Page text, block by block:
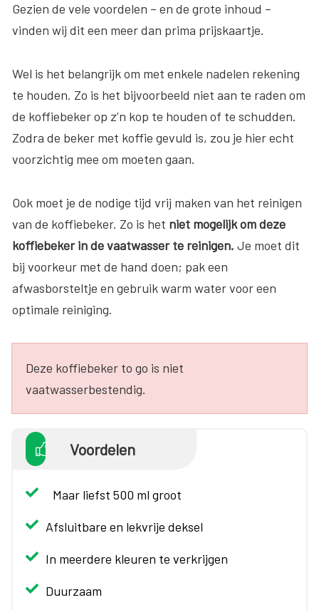
Gezien de vele voordelen – en de grote inhoud –
vinden wij dit een meer dan prima prijskaartje.
Wel is het belangrijk om met enkele nadelen rekening
te houden. Zo is het bijvoorbeeld niet aan te raden om
de koffiebeker op z’n kop te houden of te schudden.
Zodra de beker met koffie gevuld is, zou je hier echt
voorzichtig mee om moeten gaan.
Ook moet je de nodige tijd vrij maken van het reinigen
van de koffiebeker. Zo is het niet mogelijk om deze
koffiebeker in de vaatwasser te reinigen. Je moet dit
bij voorkeur met de hand doen; pak een
afwasborsteltje en gebruik warm water voor een
optimale reiniging.
Deze koffiebeker to go is niet
vaatwasserbestendig.
Voordelen
Maar liefst 500 ml groot
Afsluitbare en lekvrije deksel
In meerdere kleuren te verkrijgen
Duurzaam